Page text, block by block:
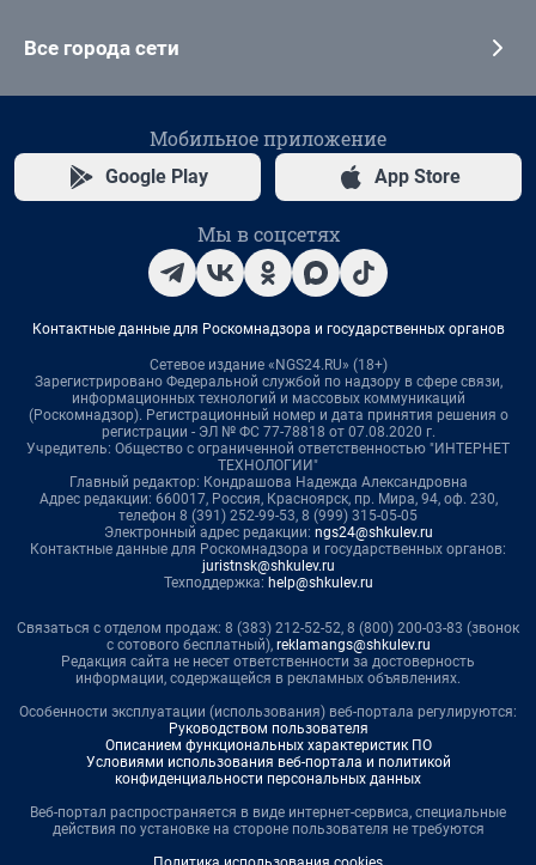
Все города сети
Мобильное приложение
Google Play App Store
Мы в соцсетях
Контактные данные для Роскомнадзора и государственных органов
Сетевое издание «NGS24.RU» (18+)
Зарегистрировано Федеральной службой по надзору в сфере связи,
информационных технологий и массовых коммуникаций
(Роскомнадзор). Регистрационный номер и дата принятия решения о
регистрации - ЭЛ № ФС 77-78818 от 07.08.2020 г.
Учредитель: Общество с ограниченной ответственностью "ИНТЕРНЕТ
ТЕХНОЛОГИИ"
Главный редактор: Кондрашова Надежда Александровна
Адрес редакции: 660017, Россия, Красноярск, пр. Мира, 94, оф. 230,
телефон 8 (391) 252-99-53, 8 (999) 315-05-05
Электронный адрес редакции: ngs24@shkulev.ru
Контактные данные для Роскомнадзора и государственных органов:
juristnsk@shkulev.ru
Техподдержка: help@shkulev.ru
Связаться с отделом продаж: 8 (383) 212-52-52, 8 (800) 200-03-83 (звонок
с сотового бесплатный), reklamangs@shkulev.ru
Редакция сайта не несет ответственности за достоверность
информации, содержащейся в рекламных объявлениях.
Особенности эксплуатации (использования) веб-портала регулируются:
Руководством пользователя
Описанием функциональных характеристик ПО
Условиями использования веб-портала и политикой
конфиденциальности персональных данных
Веб-портал распространяется в виде интернет-сервиса, специальные
действия по установке на стороне пользователя не требуются